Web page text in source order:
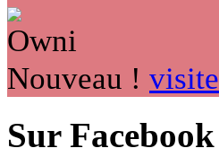
Nouveau !
Sur Facebook